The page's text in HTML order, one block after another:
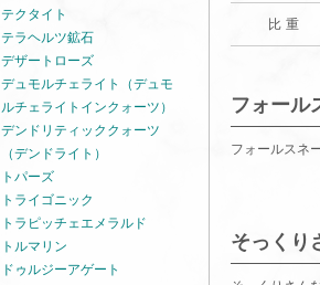
比重
フォール
フォールスネ
そっくり
テクタイト
テラヘルツ鉱石
デザートローズ
デュモルチェライト（デュモ
ルチェライトインクォーツ）
デンドリティッククォーツ
（デンドライト）
トパーズ
トライゴニック
トラピッチェエメラルド
トルマリン
ドゥルジーアゲート